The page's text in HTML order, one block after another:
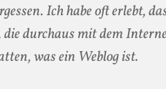
Ich habe oft erlebt,
durchaus mit dem
was ein Weblog ist.